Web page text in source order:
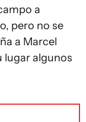
a
pero no se
a Marcel
lugar algunos